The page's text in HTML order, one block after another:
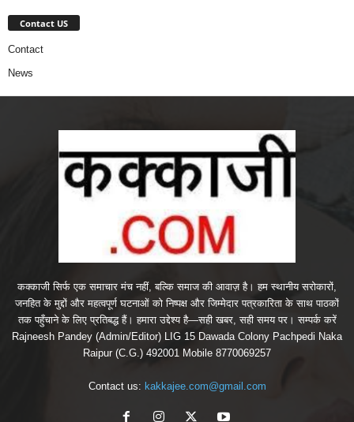
Contact US
Contact
News
कक्काजी सिर्फ एक समाचार मंच नहीं, बल्कि समाज की आवाज़ है। हम स्थानीय सरोकारों,
जनहित के मुद्दों और महत्वपूर्ण घटनाओं को निष्पक्ष और जिम्मेदार पत्रकारिता के साथ पाठकों
तक पहुँचाने के लिए प्रतिबद्ध हैं। हमारा उद्देश्य है—सही खबर, सही समय पर। सम्पर्क करें
Rajneesh Pandey (Admin/Editor) LIG 15 Dawada Colony Pachpedi Naka
Raipur (C.G.) 492001 Mobile 8770069257
Contact us: kakkajee.com@gmail.com